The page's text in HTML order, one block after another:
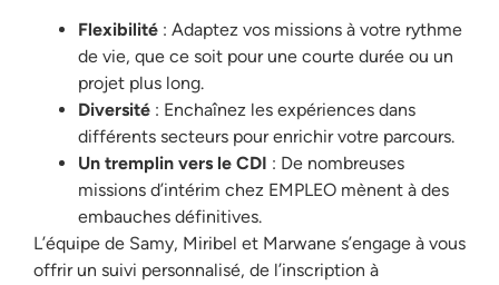
Flexibilité : Adaptez vos missions à votre rythme
de vie, que ce soit pour une courte durée ou un
projet plus long.
Diversité : Enchaînez les expériences dans
différents secteurs pour enrichir votre parcours.
Un tremplin vers le CDI : De nombreuses
missions d’intérim chez EMPLEO mènent à des
embauches définitives.
L’équipe de Samy, Miribel et Marwane s’engage à vous
offrir un suivi personnalisé, de l’inscription à